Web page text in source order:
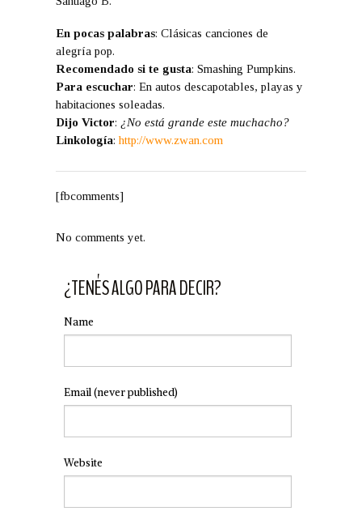
En pocas palabras: Clásicas canciones de
alegría pop.
Recomendado si te gusta: Smashing Pumpkins.
Para escuchar: En autos descapotables, playas y
habitaciones soleadas.
Dijo Victor: ¿No está grande este muchacho?
Linkología: http://www.zwan.com
[fbcomments]
No comments yet.
¿TENÉS ALGO PARA DECIR?
Name
Email(never published)
Website